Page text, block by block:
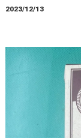
2023/12/13